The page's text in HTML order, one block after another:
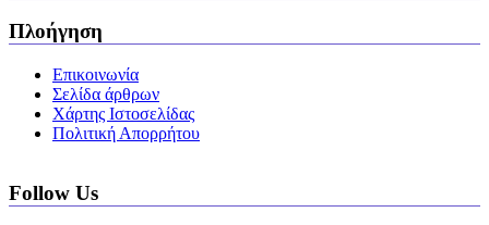
Πλοήγηση
Επικοινωνία
Σελίδα άρθρων
Χάρτης Ιστοσελίδας
Πολιτική Απορρήτου
Follow Us